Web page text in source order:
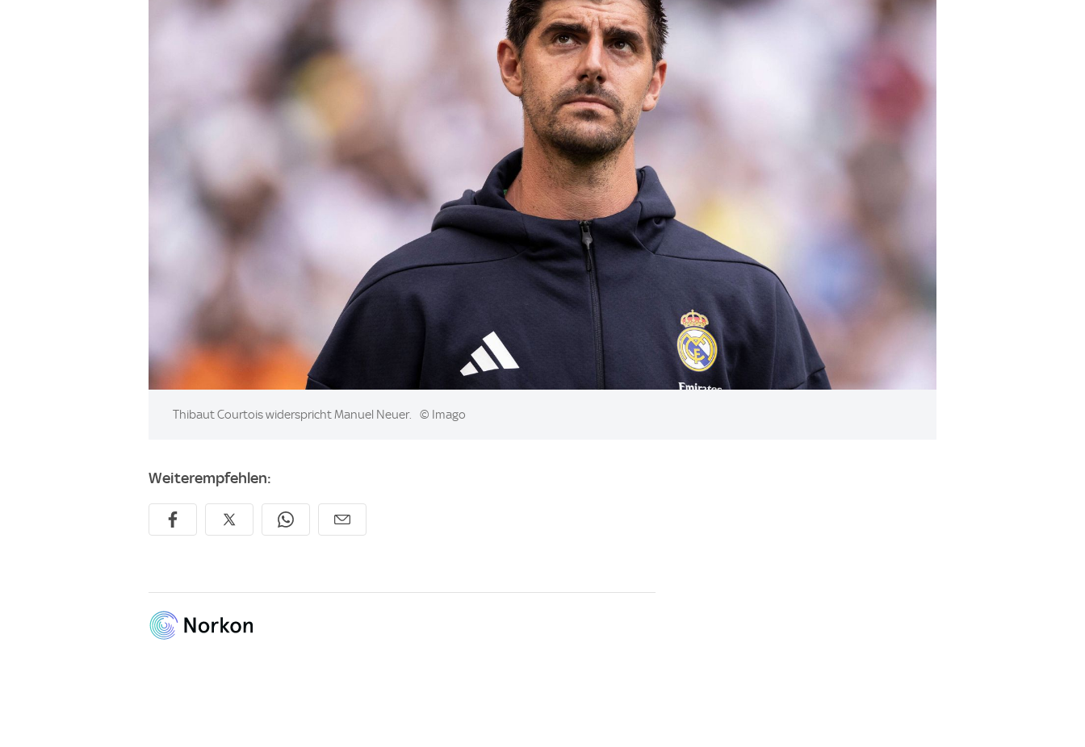
Image:
Thibaut Courtois widerspricht Manuel Neuer. © Imago
Weiterempfehlen: